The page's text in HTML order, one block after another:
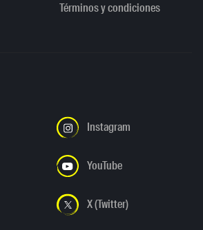
Términos y condiciones
Instagram
YouTube
X (Twitter)